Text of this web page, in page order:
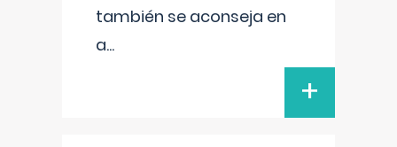
también se aconseja en
a...
+